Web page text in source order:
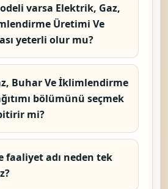
varsa Elektrik, Gaz,
Üretimi Ve
yeterli olur mu?
Buhar Ve İklimlendirme
bölümünü seçmek
mi?
faaliyet adı neden tek